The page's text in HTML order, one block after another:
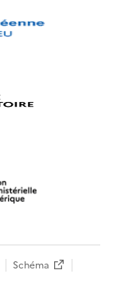
Schéma